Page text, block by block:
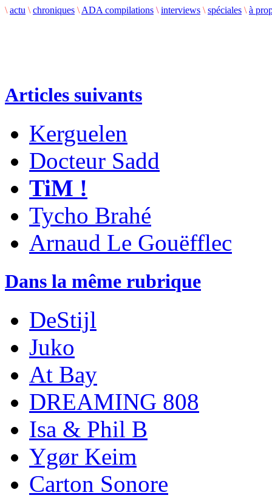
\ actu \ chroniques \ ADA compilations \ interviews \ spéciales \ à
Articles suivants
Kerguelen
Docteur Sadd
TiM !
Tycho Brahé
Arnaud Le Gouëfflec
Dans la même rubrique
DeStijl
Juko
At Bay
DREAMING 808
Isa & Phil B
Ygør Keim
Carton Sonore